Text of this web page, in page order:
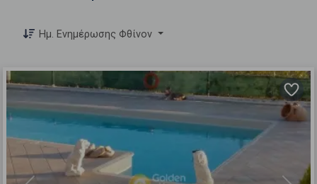
Ημ. Ενημέρωσης Φθίνον